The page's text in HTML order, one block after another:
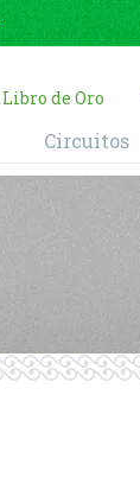
Libro de Oro
Circuitos